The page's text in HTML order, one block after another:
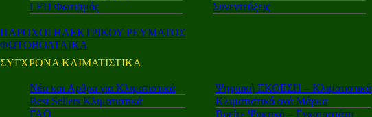
LED Φωτισμός
Συνεντεύξεις
ΠΑΡΟΧΟΙ ΗΛΕΚΤΡΙΚΟΥ ΡΕΥΜΑΤΟΣ
ΦΩΤΟΒΟΛΤΑΙΚΑ
ΣΥΓΧΡΟΝΑ ΚΛΙΜΑΤΙΣΤΙΚΑ
Νέα και Aρθρα για Κλιματιστικά
Best Sellers Κλιματιστικά
FAQ
Ψηφιακή ΕΚΘΕΣΗ – Κλιματιστικά
Κλιματιστικά ανά Μάρκα
Βρείτε Ψυκτικό – Εγκαταστάτη